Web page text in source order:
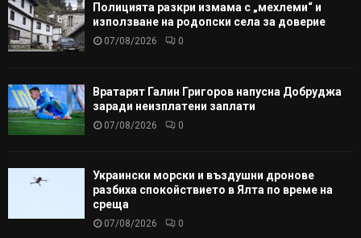
Полицията разкри измама с „мехлеми“ и
използване на родопски села за доверие
07/08/2026 0
Вратарят Галин Григоров напусна Добруджа
заради неизплатени заплати
07/08/2026 0
Украински морски и въздушни дронове
разбиха спокойствието в Ялта по време на
среща
07/08/2026 0